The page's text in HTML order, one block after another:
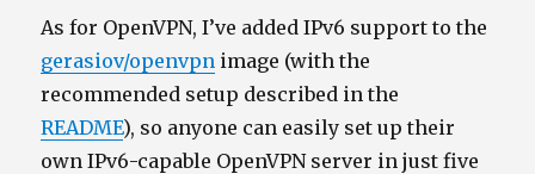
As for OpenVPN, I’ve added IPv6 support to the
gerasiov/openvpn image (with the
recommended setup described in the
README), so anyone can easily set up their
own IPv6-capable OpenVPN server in just five